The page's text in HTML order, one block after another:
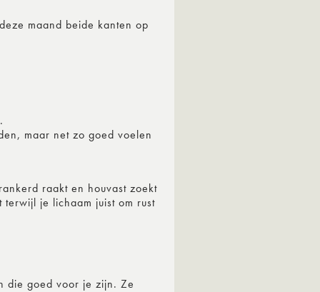
maand beide kanten op
maar net zo goed voelen
raakt en houvast zoekt
je lichaam juist om rust
die goed voor je zijn. Ze